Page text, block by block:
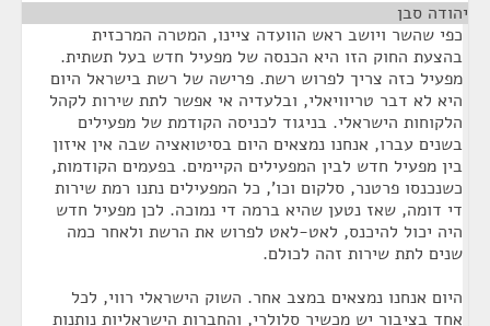
יהודה סבן
כפי שהשר ויושב ראש הוועדה ציינו, המטרה המרכזית
בהצעת החוק הזו היא הכנסה של מפעיל חדש בעל תשתית.
מפעיל כזה צריך לפרוש רשת. פרישה של רשת בישראל היום
היא לא דבר טריוויאלי, ובלעדיה אי אפשר לתת שירות לקהל
הלקוחות הישראלי. בניגוד לכניסה הקודמת של מפעילים
בשנים עברו, אנחנו נמצאים היום בסיטואציה שבה אין איזון
בין מפעיל חדש לבין המפעילים הקיימים. בפעמים הקודמות,
כשנכנסו פרטנר, סלקום וכו', כל המפעילים נתנו רמת שירות
די דומה, שאז נטען שהיא ברמה די נמוכה. לכן מפעיל חדש
היה יכול להיכנס, לאט-לאט לפרוש את הרשת ולאחר כמה
שנים לתת שירות זהה לכולם.
היום אנחנו נמצאים במצב אחר. השוק הישראלי רווי, לכל
אחד בציבור יש מכשיר סלולרי, והחברות הישראליות נותנות